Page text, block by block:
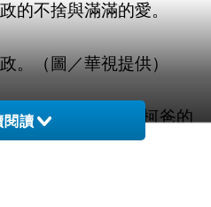
的不捨與滿滿的愛。
。（圖／華視提供）
娥提到二二八對柯爸的
傷心掉淚，貼心的柯爸
月娥為了緩和現場哀傷
閱讀